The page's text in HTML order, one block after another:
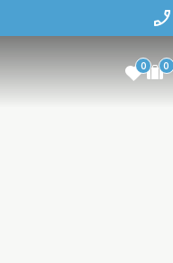
0 0